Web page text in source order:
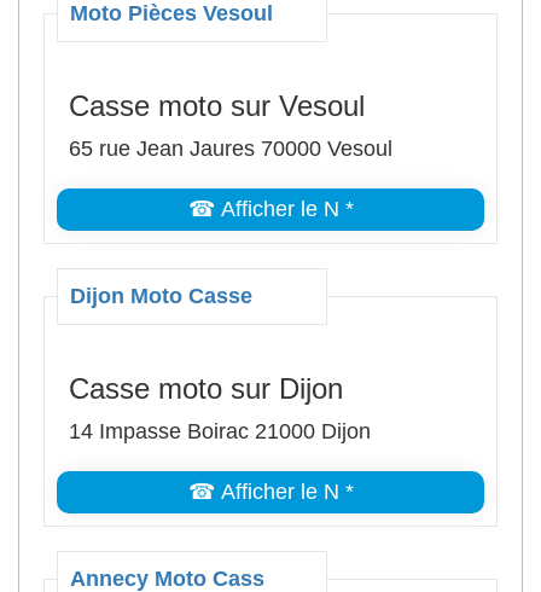
Moto Pièces Vesoul
Casse moto sur Vesoul
65 rue Jean Jaures 70000 Vesoul
☎ Afficher le N *
Dijon Moto Casse
Casse moto sur Dijon
14 Impasse Boirac 21000 Dijon
☎ Afficher le N *
Annecy Moto Cass